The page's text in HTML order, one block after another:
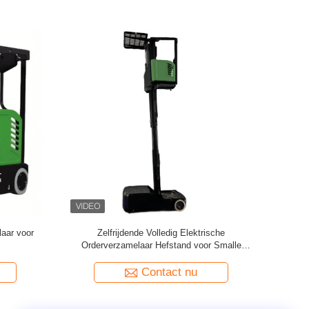
Enkele Mast Handmatige Duwbare Aluminium
Werkplatform
Contact nu